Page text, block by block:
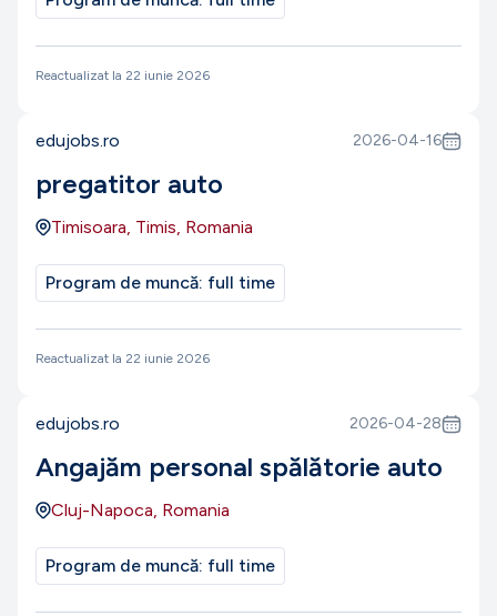
Reactualizat la 22 iunie 2026
edujobs.ro 2026-04-16
pregatitor auto
Timisoara, Timis, Romania
Program de muncă: full time
Reactualizat la 22 iunie 2026
edujobs.ro 2026-04-28
Angajăm personal spălătorie auto
Cluj-Napoca, Romania
Program de muncă: full time